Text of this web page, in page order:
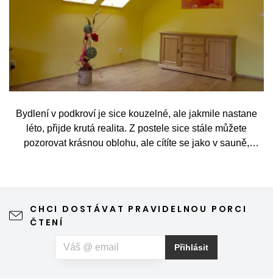
Bydlení v podkroví je sice kouzelné, ale jakmile nastane
léto, přijde krutá realita. Z postele sice stále můžete
pozorovat krásnou oblohu, ale cítíte se jako v sauně,
CHCI DOSTÁVAT PRAVIDELNOU PORCI
ČTENÍ
Přihlásit